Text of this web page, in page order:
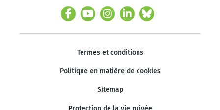
Termes et conditions
Politique en matière de cookies
Sitemap
Protection de la vie privée